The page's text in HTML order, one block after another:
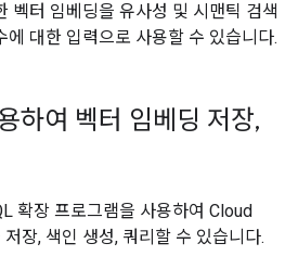
벡터 임베딩을 유사성 및 시맨틱 검색
에 대한 입력으로 사용할 수 있습니다.
하여 벡터 임베딩 저장,
확장 프로그램을 사용하여 Cloud
장, 색인 생성, 쿼리할 수 있습니다.